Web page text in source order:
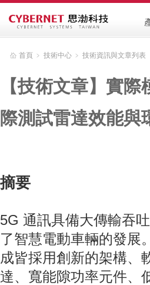
首頁 ﹥ 技術中心 ﹥ 技術資訊與文章列表
【技術文章】實
際測試雷達效能與
摘要
5G 通訊具備大傳輸吞
了智慧電動車輛的發展
成皆採用創新的架構、
達、寬能隙功率元件、